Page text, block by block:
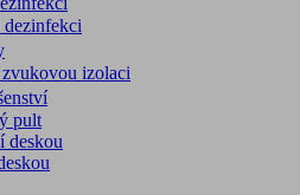
dezinfekci
izolaci
pult
deskou